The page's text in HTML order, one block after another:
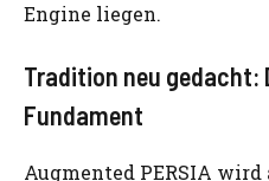
Engine liegen.
Tradition neu gedacht:
Fundament
Augmented PERSIA